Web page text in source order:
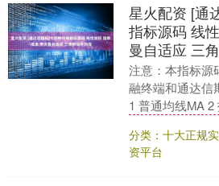
星火配资 [通
指标源码 线
曼自适应 三
注意：本指标源
融终端和通达信
1 普通均线MA
分类：十大正规
资平台